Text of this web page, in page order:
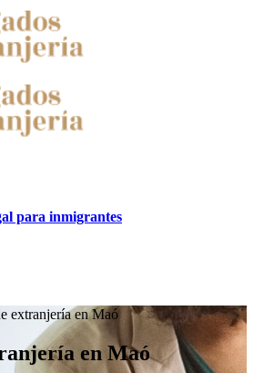
para inmigrantes
enMaó
en Maó